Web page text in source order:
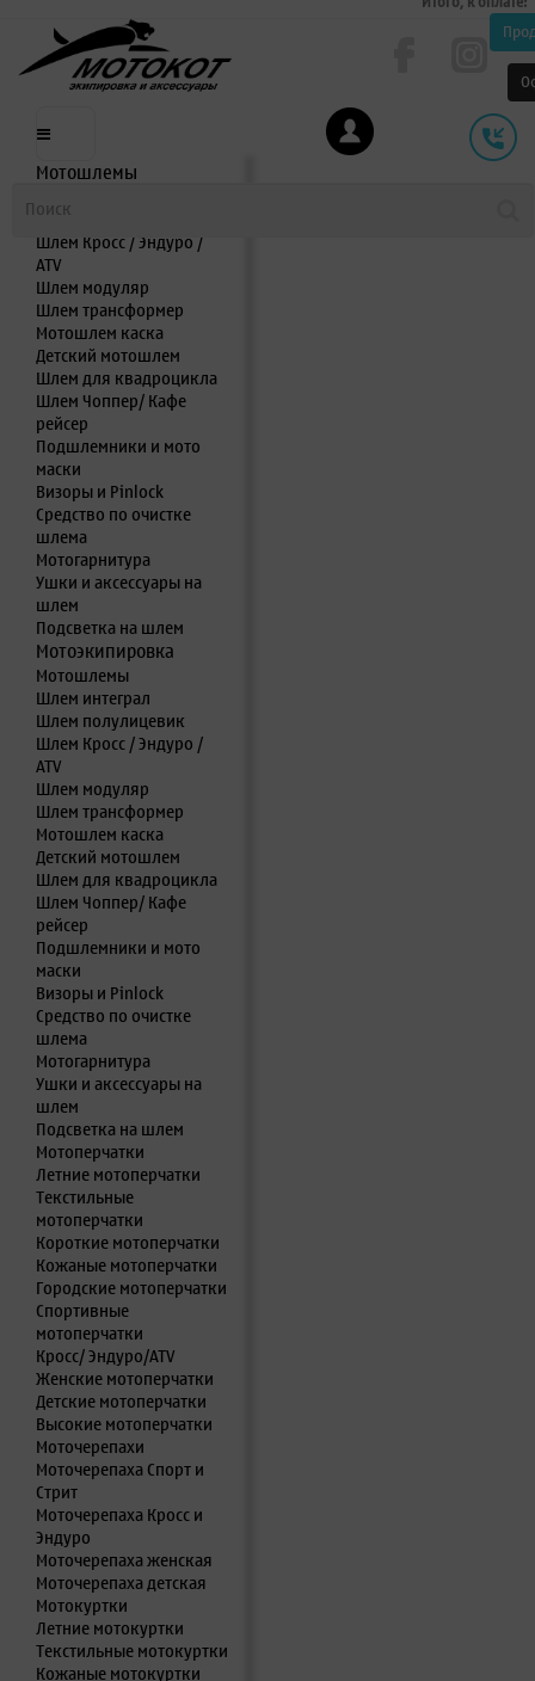
Мотошлемы
Шлем полулицевик
Шлем Кросс / Эндуро /
ATV
Шлем модуляр
Шлем трансформер
Мотошлем каска
Детский мотошлем
Шлем для квадроцикла
Шлем Чоппер/ Кафе
рейсер
Подшлемники и мото
маски
Визоры и Pinlock
Средство по очистке
шлема
Мотогарнитура
Ушки и аксессуары на
шлем
Подсветка на шлем
Мотоэкипировка
Мотошлемы
Шлем интеграл
Шлем полулицевик
Шлем Кросс / Эндуро /
ATV
Шлем модуляр
Шлем трансформер
Мотошлем каска
Детский мотошлем
Шлем для квадроцикла
Шлем Чоппер/ Кафе
рейсер
Подшлемники и мото
маски
Визоры и Pinlock
Средство по очистке
шлема
Мотогарнитура
Ушки и аксессуары на
шлем
Подсветка на шлем
Мотоперчатки
Летние мотоперчатки
Текстильные
мотоперчатки
Короткие мотоперчатки
Кожаные мотоперчатки
Городские мотоперчатки
Спортивные
мотоперчатки
Кросс/ Эндуро/ATV
Женские мотоперчатки
Детские мотоперчатки
Высокие мотоперчатки
Моточерепахи
Моточерепаха Спорт и
Стрит
Моточерепаха Кросс и
Эндуро
Моточерепаха женская
Моточерепаха детская
Мотокуртки
Летние мотокуртки
Текстильные мотокуртки
Кожаные мотокуртки